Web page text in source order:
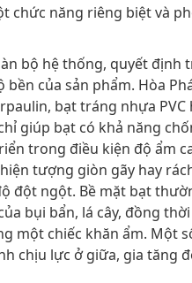
chức năng riêng biệt và
bộ hệ thống, quyết định
của sản phẩm. Hòa
bạt tráng nhựa PVC
giúp bạt có khả năng
trong điều kiện độ ẩm
tượng giòn gãy hay
đột ngột. Bề mặt bạt
bụi bẩn, lá cây, đồng
một chiếc khăn ẩm. Một
chịu lực ở giữa, gia tăng